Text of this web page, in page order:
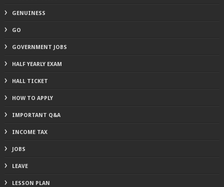
GENUINESS
GO
GOVERNMENT JOBS
HALF YEARLY EXAM
HALL TICKET
HOW TO APPLY
IMPORTANT Q&A
INCOME TAX
JOBS
LEAVE
LESSON PLAN